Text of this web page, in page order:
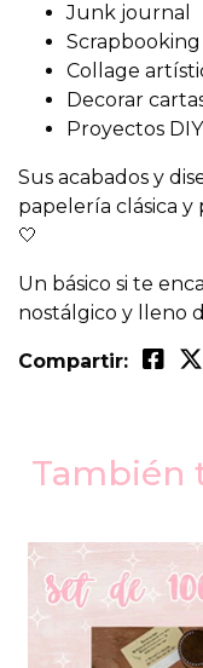
Junk journal
Collage
Decorar
Proyectos
Sus acabados y
papelería clásica
🤍
Un básico si te
nostálgico y lleno
Compartir:
También